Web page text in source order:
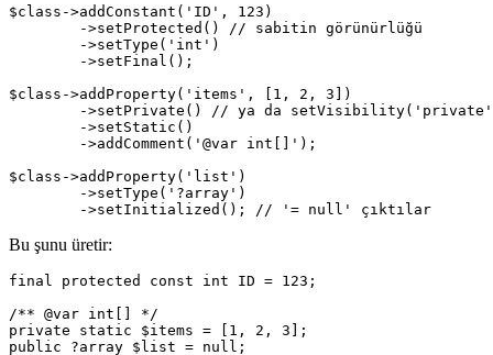
$class->addConstant('ID', 123)
$class->addProperty('items', [1, 2, 3])
$class->addProperty('list')
Bu şunu üretir:
final protected const int ID = 123;
/** @var int[] */
private static $items = [1, 2, 3];